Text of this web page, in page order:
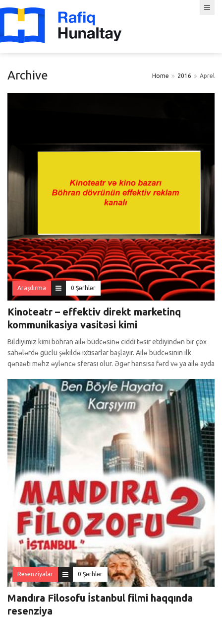
Archive Home 2016 Aprel
Araşdırma 0 Şərhlər
Kinoteatr – effektiv direkt marketinq
kommunikasiya vasitəsi kimi
Bildiyimiz kimi böhran ailə büdcəsinə ciddi təsir etdiyindən bir çox
sahələrdə güclü şəkildə ixtisarlar başlayır. Ailə büdcəsinin ilk
qənaəti məhz əyləncə sferası olur. Əgər hansısa fərd və ya ailə ayda
Resenziyalar 0 Şərhlər
Mandıra Filosofu İstanbul filmi haqqında
resenziya